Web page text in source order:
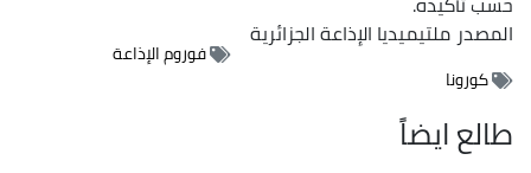
المصدرملتيميديا الإذاعة الجزائرية
فوروم الإذاعة
كورونا
طالع ايضاً